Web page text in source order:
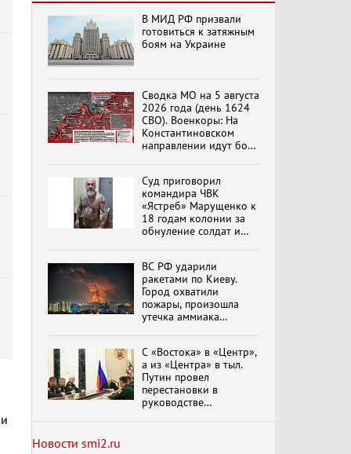
Хук слева: «Что и
требовалось доказать!»
(07.08.2026)
Бренды Советской
эпохи "Гжель"
«Изменимся или
вымрем»
Г.А. Зюганова,
Председателя ЦК
КПРФ Руководителя
фракции КПРФ в
Государственной Думе
РФ (28.07.2026)
Документальный
Бить смелее!
В.Баранец, В.Дандыкин,
В МИД РФ призвали
готовиться к затяжным
боям на Украине
Сводка МО на 5 августа
2026 года (день 1624
СВО). Военкоры: На
Константиновском
направлении идут бои
Суд приговорил
командира ЧВК
«Ястреб» Марущенко к
18 годам колонии за
обнуление солдат и
ВС РФ ударили
ракетами по Киеву.
Город охватили
пожары, произошла
утечка аммиака
С «Востока» в «Центр»,
а из «Центра» в тыл.
Путин провел
перестановки в
руководстве
Новости smi2.ru